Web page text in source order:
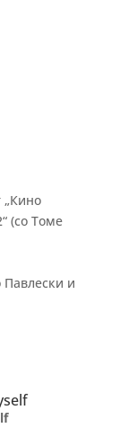
„Кино
(со Томе
Павлески и